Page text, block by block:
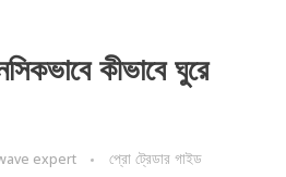
কীভাবে ঘুরে
expert প্রো ট্রেডার গাইড